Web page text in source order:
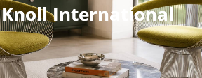
Knoll International